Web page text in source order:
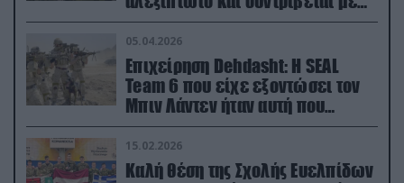
ορμή στο έδαφος (βίντεο)
05.04.2026
Επιχείρηση Dehdasht: Η SEAL
Team 6 που είχε εξοντώσει τον
Μπιν Λάντεν ήταν αυτή που
διέσωσε τον πιλότο του F-15
15.02.2026
Καλή θέση της Σχολής Ευελπίδων